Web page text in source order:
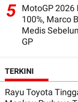
5 MotoGP 2026
100%, Marco
Medis
GP
TERKINI
Rayu Toyota